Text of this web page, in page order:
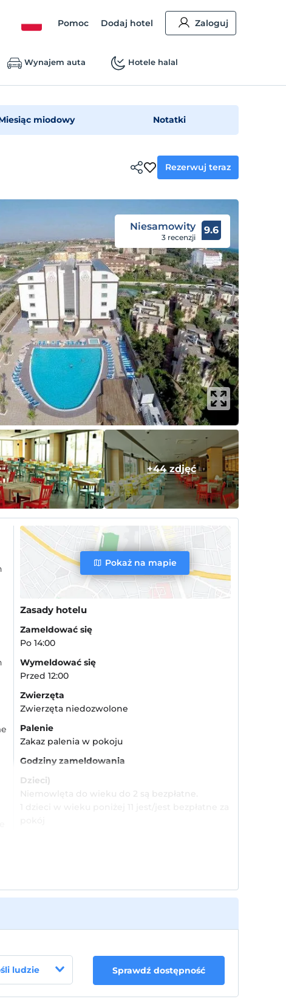
Pomoc Dodaj hotel Zaloguj
Wynajem auta Hotele halal
miodowy Notatki
Rezerwuj teraz
Niesamowity
3 recenzji
9.6
+44 zdjęć
Pokaż na mapie
Zasady hotelu
Zameldować się
Po 14:00
Wymeldować się
Przed 12:00
Zwierzęta
Zwierzęta niedozwolone
Palenie
Zakaz palenia w pokoju
Godziny zameldowania
Dzieci)
Niemowlęta do wieku do 2 są bezpłatne.
ludzie Sprawdź dostępność